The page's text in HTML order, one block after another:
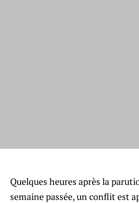
Quelques heures après la
semaine passée, un conflit est